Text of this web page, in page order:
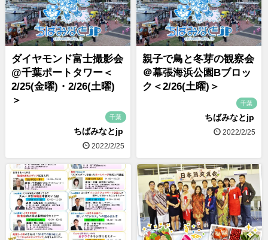
ダイヤモンド富士撮影会
@千葉ポートタワー＜
2/25(金曜)・2/26(土曜)
＞
千葉
ちばみなとjp
2022/2/25
親子で鳥と冬芽の観察会
＠幕張海浜公園Bブロッ
ク＜2/26(土曜)＞
千葉
ちばみなとjp
2022/2/25